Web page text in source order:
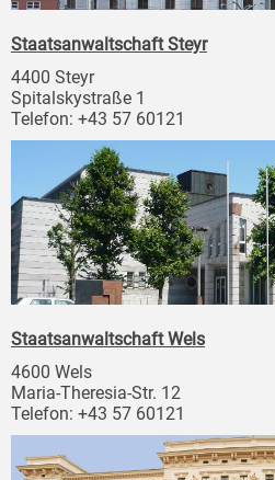
Staatsanwaltschaft Steyr
4400 Steyr
Spitalskystraße 1
Telefon: +43 57 60121
Staatsanwaltschaft Wels
4600 Wels
Maria-Theresia-Str. 12
Telefon: +43 57 60121